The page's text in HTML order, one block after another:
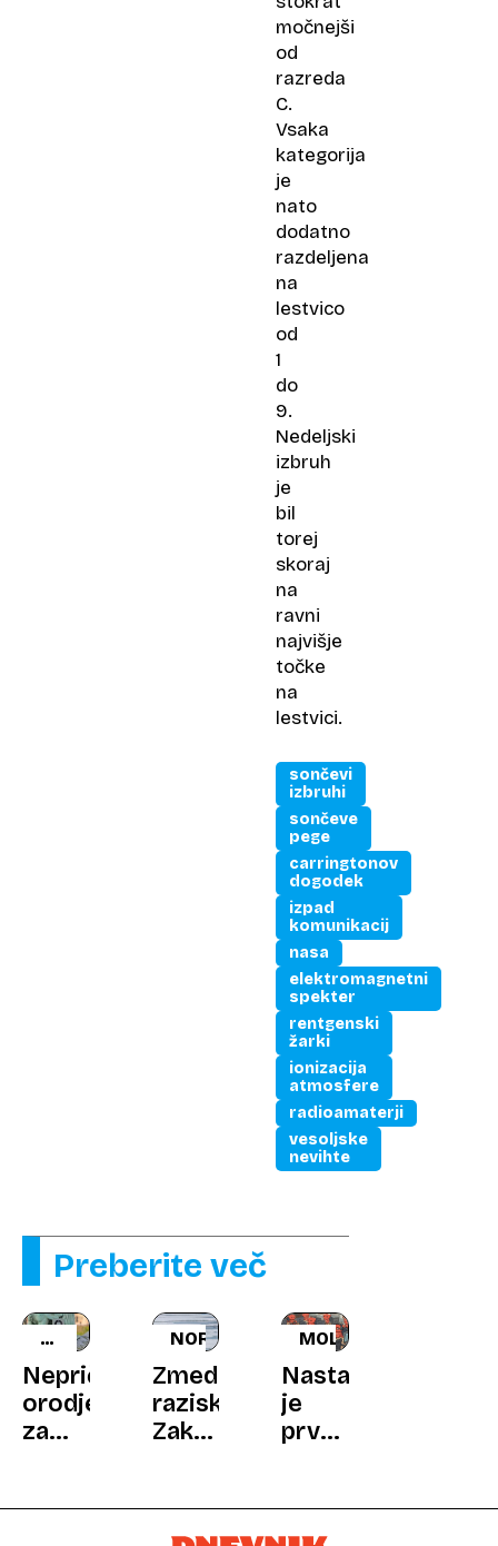
močnejši
od
razreda
C.
Vsaka
kategorija
je
nato
dodatno
razdeljena
na
lestvico
od
1
do
9.
Nedeljski
izbruh
je
bil
torej
skoraj
na
ravni
najvišje
točke
na
lestvici.
sončevi
izbruhi
sončeve
pege
carringtonov
dogodek
izpad
komunikacij
nasa
elektromagnetni
spekter
rentgenski
žarki
ionizacija
atmosfere
radioamaterji
vesoljske
nevihte
Preberite več
HONOR
MAGIC
8
LITE
Nepričakovano
orodje
za
NORVEŠKA
Zmedeni
raziskovalci:
Zakaj
medvedi
MOLTBOOK
Nastalo
je
prvo
samo